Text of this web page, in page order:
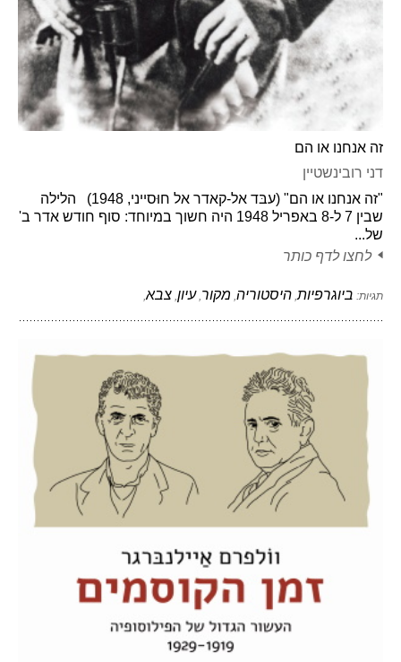
זה אנחנו או הם
דני רובינשטיין
"זה אנחנו או הם" (עבּד אל-קאדר אל חוּסייני, 1948) הלילה
שבין 7 ל-8 באפריל 1948 היה חשוך במיוחד: סוף חודש אדר ב'
של...
לחצו לדף כותר
תגיות: ביוגרפיות היסטוריה מקור ,עיון צבא